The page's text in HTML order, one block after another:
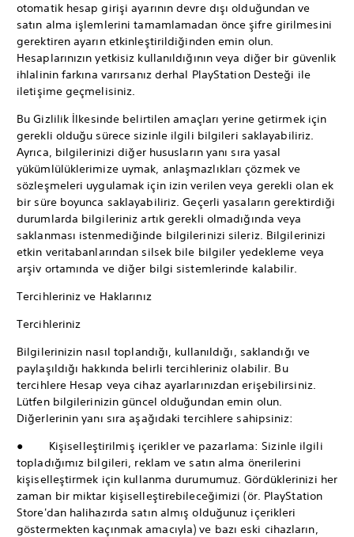
otomatik hesap girişi ayarının devre dışı olduğundan ve
satın alma işlemlerini tamamlamadan önce şifre girilmesini
gerektiren ayarın etkinleştirildiğinden emin olun.
Hesaplarınızın yetkisiz kullanıldığının veya diğer bir güvenlik
ihlalinin farkına varırsanız derhal PlayStation Desteği ile
iletişime geçmelisiniz.
Bu Gizlilik İlkesinde belirtilen amaçları yerine getirmek için
gerekli olduğu sürece sizinle ilgili bilgileri saklayabiliriz.
Ayrıca, bilgilerinizi diğer hususların yanı sıra yasal
yükümlülüklerimize uymak, anlaşmazlıkları çözmek ve
sözleşmeleri uygulamak için izin verilen veya gerekli olan ek
bir süre boyunca saklayabiliriz. Geçerli yasaların gerektirdiği
durumlarda bilgileriniz artık gerekli olmadığında veya
saklanması istenmediğinde bilgilerinizi sileriz. Bilgilerinizi
etkin veritabanlarından silsek bile bilgiler yedekleme veya
arşiv ortamında ve diğer bilgi sistemlerinde kalabilir.
Tercihleriniz ve Haklarınız
Tercihleriniz
Bilgilerinizin nasıl toplandığı, kullanıldığı, saklandığı ve
paylaşıldığı hakkında belirli tercihleriniz olabilir. Bu
tercihlere Hesap veya cihaz ayarlarınızdan erişebilirsiniz.
Lütfen bilgilerinizin güncel olduğundan emin olun.
Diğerlerinin yanı sıra aşağıdaki tercihlere sahipsiniz:
● Kişiselleştirilmiş içerikler ve pazarlama: Sizinle ilgili
topladığımız bilgileri, reklam ve satın alma önerilerini
kişiselleştirmek için kullanma durumumuz. Gördüklerinizi her
zaman bir miktar kişiselleştirebileceğimizi (ör. PlayStation
Store'dan halihazırda satın almış olduğunuz içerikleri
göstermekten kaçınmak amacıyla) ve bazı eski cihazların,